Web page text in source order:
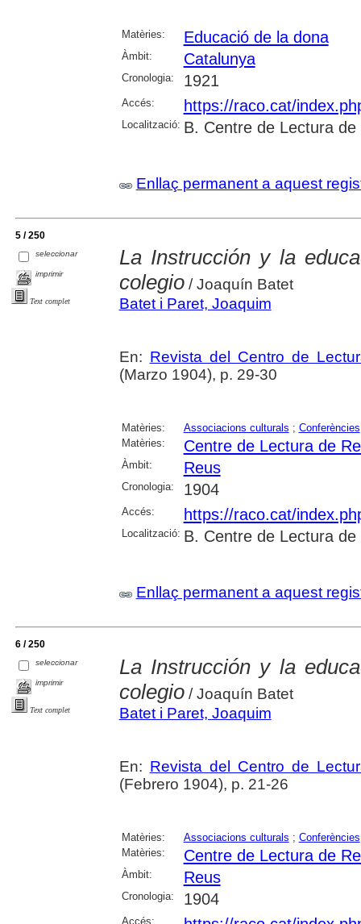
Matèries: Educació de la dona
Àmbit: Catalunya
Cronologia: 1921
Accés: https://raco.cat/
Localització: B. Centre de Lectura de
Enllaç permanent a aquest
5 / 250
seleccionar
imprimir
Text complet
La Instrucción y la
colegio/ Joaquín Batet
Batet i Paret, Joaquim
En: Revista del Centro de
(Marzo 1904), p. 29-30
Matèries: Associacions culturals ; Conferències
Matèries:
Centre de Lectura de
Àmbit: Reus
Cronologia: 1904
Accés: https://raco.cat/
Localització: B. Centre de Lectura de
Enllaç permanent a aquest
6 / 250
seleccionar
imprimir
Text complet
La Instrucción y la
colegio/ Joaquín Batet
Batet i Paret, Joaquim
En: Revista del Centro de
(Febrero 1904), p. 21-26
Matèries: Associacions culturals ; Conferències
Matèries:
Centre de Lectura de
Àmbit: Reus
Cronologia: 1904
Accés: